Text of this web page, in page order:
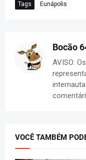
Tags Eunápolis
Bocão
AVISO:
VOCÊ TAMBÉM